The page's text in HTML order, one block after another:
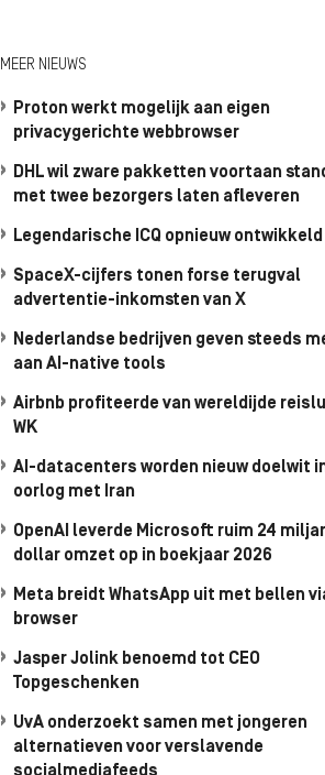
MEER NIEUWS
Proton werkt mogelijk aan eigen
privacygerichte webbrowser
DHL wil zware pakketten voortaan
met twee bezorgers laten afleveren
Legendarische ICQ opnieuw ontwikkeld
SpaceX-cijfers tonen forse terugval
advertentie-inkomsten van X
Nederlandse bedrijven geven steeds
aan AI-native tools
Airbnb profiteerde van wereldijde
WK
AI-datacenters worden nieuw doelwit
oorlog met Iran
OpenAI leverde Microsoft ruim 24
dollar omzet op in boekjaar 2026
Meta breidt WhatsApp uit met bellen
browser
Jasper Jolink benoemd tot CEO
Topgeschenken
UvA onderzoekt samen met jongeren
alternatieven voor verslavende